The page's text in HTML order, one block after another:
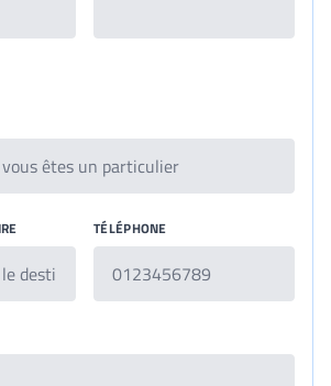
TÉLÉPHONE